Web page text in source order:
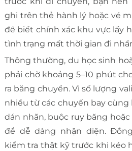
ghi trên thẻ hành lý hoặc vé
để biết chính xác khu vực lấy
tình trạng mất thời gian đi
Thông thường, du học sinh
phải chờ khoảng 5–10 phút
ra băng chuyền. Vì số lượng
nhiều từ các chuyến bay cùng
dán nhãn, buộc ruy băng
để dễ dàng nhận diện.
kiểm tra thật kỹ trước khi kéo